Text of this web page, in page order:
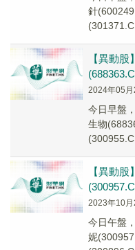
針
【異動
2024年05
今日早盤
生物
【異動
2023年10
今日午盤
妮